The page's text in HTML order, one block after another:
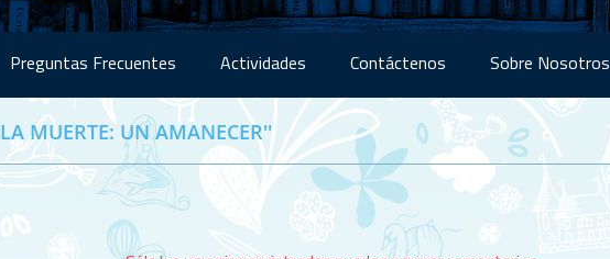
Preguntas Frecuentes Actividades Contáctenos Sobre Nosotros
LA MUERTE: UN AMANECER